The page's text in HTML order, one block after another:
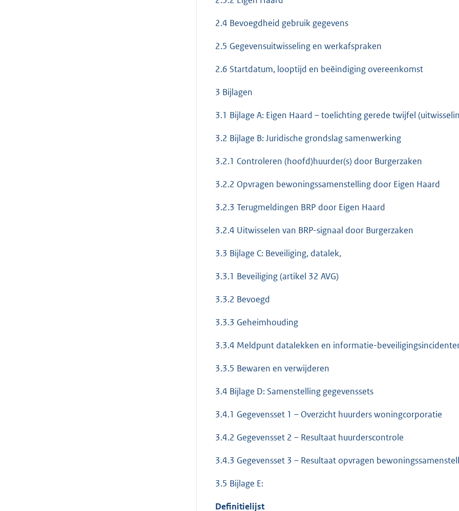
2.4 Bevoegdheid gebruik gegevens
2.5 Gegevensuitwisseling en werkafspraken
2.6 Startdatum, looptijd en beëindiging overeenkomst
3 Bijlagen
3.1 Bijlage A: Eigen Haard – toelichting gerede twijfel
3.2 Bijlage B: Juridische grondslag samenwerking
3.2.1 Controleren (hoofd)huurder(s) door Burgerzaken
3.2.2 Opvragen bewoningssamenstelling door Eigen Haard
3.2.3 Terugmeldingen BRP door Eigen Haard
3.2.4 Uitwisselen van BRP-signaal door Burgerzaken
3.3 Bijlage C: Beveiliging, datalek,
3.3.1 Beveiliging (artikel 32 AVG)
3.3.2 Bevoegd
3.3.3 Geheimhouding
3.3.4 Meldpunt datalekken en informatie-
3.3.5 Bewaren en verwijderen
3.4 Bijlage D: Samenstelling gegevenssets
3.4.1 Gegevensset 1 – Overzicht huurders woningcorporatie
3.4.2 Gegevensset 2 – Resultaat huurderscontrole
3.4.3 Gegevensset 3 – Resultaat opvragen
3.5 Bijlage E:
Definitielijst